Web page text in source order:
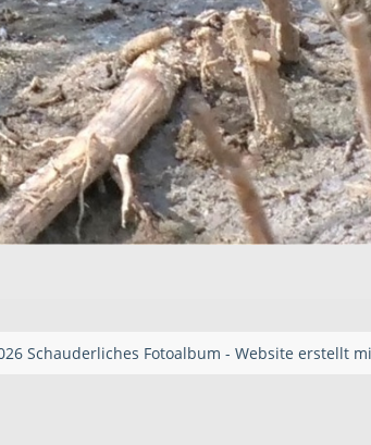
Schauderliches Fotoalbum -Website erstellt